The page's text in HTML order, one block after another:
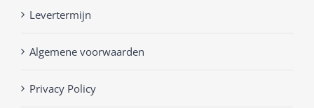
Levertermijn
Algemene voorwaarden
Privacy Policy